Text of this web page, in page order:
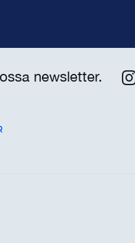
newsletter.